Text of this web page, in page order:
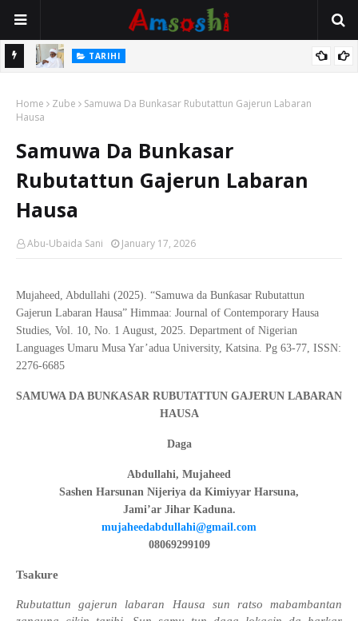
Mata TARIHI
Hassan
Home Zube
Samuwa Da Bunkasar Rubutattun Gajerun Labaran
Hausa
Samuwa Da Bunkasar
Rubutattun Gajerun Labaran
Hausa
Abu-Ubaida Sani January 17, 2026
Mujaheed, Abdullahi (2025). “Samuwa da Bunƙasar Rubutattun
Gajerun Labaran Hausa” Himmaa: Journal of Contemporary Hausa
Studies, Vol. 10, No. 1 August, 2025. Department of Nigerian
Languages Umaru Musa Yar’adua University, Katsina. Pg 63-77, ISSN:
2276-6685
SAMUWA DA BUNƘASAR RUBUTATTUN GAJERUN LABARAN
HAUSA
Daga
Abdullahi, Mujaheed
Sashen Harsunan Nijeriya da Kimiyyar Harsuna,
Jami’ar Jihar Kaduna.
mujaheedabdullahi@gmail.com
08069299109
Tsakure
Rubutattun gajerun labaran Hausa sun ratso mabambantan